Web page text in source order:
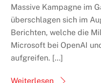
Massive Kampagne im
überschlagen sich im
Berichten, welche die
Microsoft bei OpenAI
aufgreifen. […]
Weiterlesen